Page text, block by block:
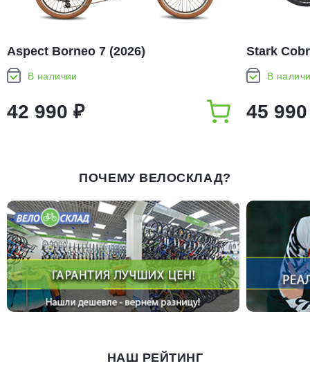
Aspect Borneo 7 (2026)
В наличии
42 990 ₽
Stark
В
45
ПОЧЕМУ ВЕЛОСКЛАД?
НАШ РЕЙТИНГ